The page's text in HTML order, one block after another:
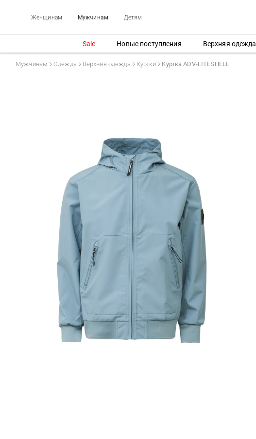
Женщинам Мужчинам Детям
Sale Новые поступления Верхняя одежда
Мужчинам Одежда Верхняя одежда Куртки Куртка ADV-LITESHELL